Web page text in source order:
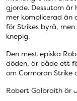
gjorde. Dessutom är
mer komplicerad än
för Strikes byrå,
knepig.
Den mest episka
döden, är både ett
om Cormoran Strike
Robert Galbraith är